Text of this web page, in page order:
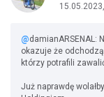
@damianARSENAL:
okazuje że
którzy potrafili
Już naprawdę